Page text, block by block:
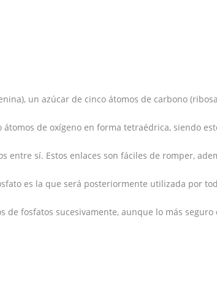
un azúcar de cinco átomos de carbono
de oxígeno en forma tetraédrica, siendo
entre sí. Estos enlaces son fáciles de romper,
es la que será posteriormente utilizada por
de fosfatos sucesivamente, aunque lo más seguro